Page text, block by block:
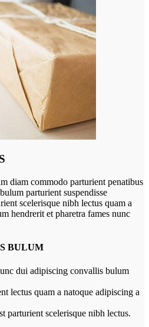
diam commodo parturient penatibus
parturient suspendisse
scelerisque nibh lectus quam a
hendrerit et pharetra fames nunc
BULUM
dui adipiscing convallis bulum
lectus quam a natoque adipiscing a
parturient scelerisque nibh lectus.